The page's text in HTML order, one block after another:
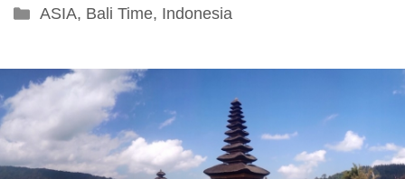
Categorías
ASIA, Bali Time, Indonesia